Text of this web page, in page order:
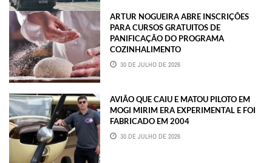
ARTUR NOGUEIRA ABRE INSCRIÇÕES
PARA CURSOS GRATUITOS DE
PANIFICAÇÃO DO PROGRAMA
COZINHALIMENTO
30 DE JULHO DE 2026
AVIÃO QUE CAIU E MATOU PILOTO EM
MOGI MIRIM ERA EXPERIMENTAL E FOI
FABRICADO EM 2004
30 DE JULHO DE 2026